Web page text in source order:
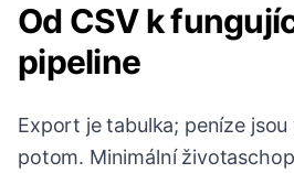
Od CSV k
pipeline
Export je tabulka; peníze
potom. Minimální